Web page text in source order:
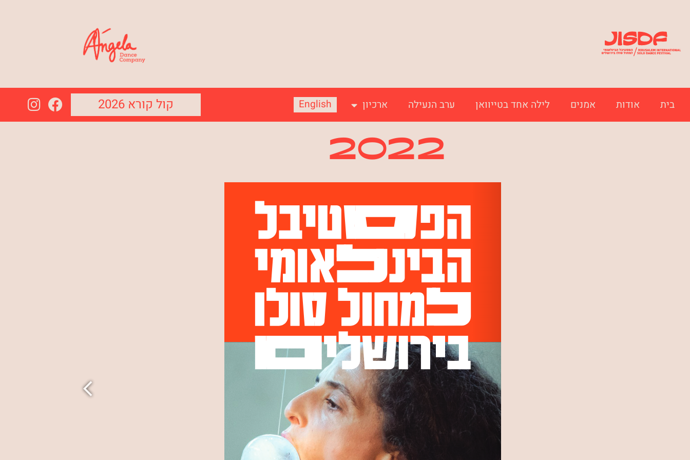
בית אודות אמנים לילה אחד בטייוואן ערב הנעילה ארכיון English קול קורא 2026
2022